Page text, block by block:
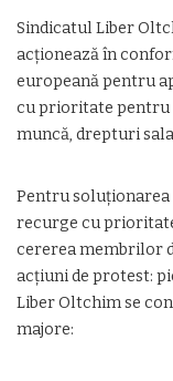
Sindicatul Liber
acționează în
europeană pentru
cu prioritate pentru
muncă, drepturi
Pentru
recurge cu
cererea membrilor
acțiuni de protest:
Liber Oltchim se
majore: